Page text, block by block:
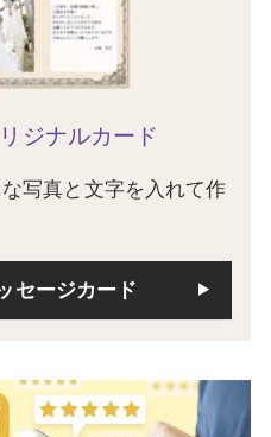
ジナルカード
写真と文字を入れて作
セージカード